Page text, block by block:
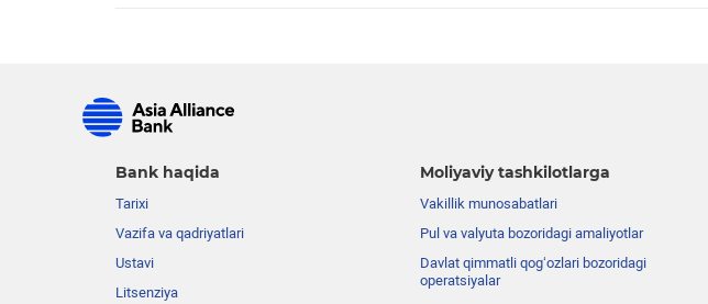
Bank haqida
Tarixi
Vazifa va qadriyatlari
Ustavi
Litsenziya
Moliyaviy tashkilotlarga
Vakillik munosabatlari
Pul va valyuta bozoridagi amaliyotlar
Davlat qimmatli qog‘ozlari bozoridagi
operatsiyalar